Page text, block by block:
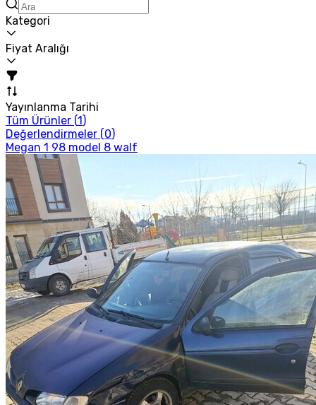
Kategori
Fiyat Aralığı
Yayınlanma Tarihi
Tüm Ürünler (1)
Değerlendirmeler (0)
Megan 1 98 model 8 walf